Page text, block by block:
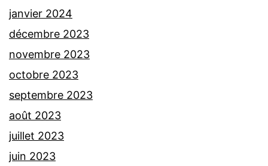
janvier 2024
décembre 2023
novembre 2023
octobre 2023
septembre 2023
août 2023
juillet 2023
juin 2023